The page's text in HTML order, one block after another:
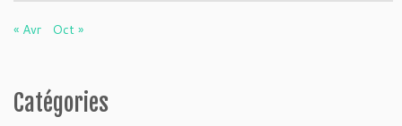
« Avr Oct »
Catégories